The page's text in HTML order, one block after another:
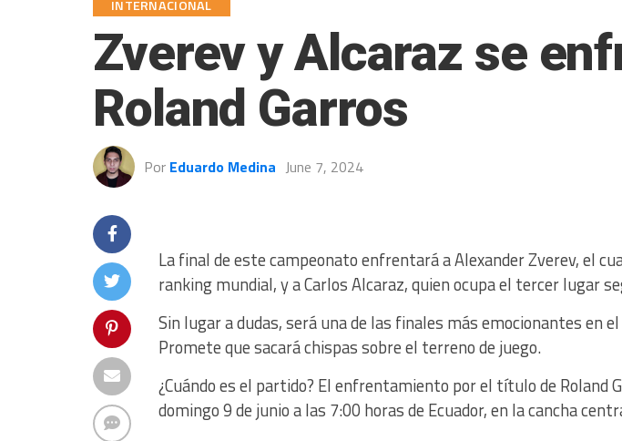
INTERNACIONAL
Zverev y Alcaraz se
Roland Garros
Por Eduardo Medina June 7, 2024
La final de este campeonato enfrentará a Alexander Zverev, el
ranking mundial, y a Carlos Alcaraz, quien ocupa el tercer lugar
Sin lugar a dudas, será una de las finales más emocionantes en
Promete que sacará chispas sobre el terreno de juego.
¿Cuándo es el partido? El enfrentamiento por el título de Roland
domingo 9 de junio a las 7:00 horas de Ecuador, en la cancha